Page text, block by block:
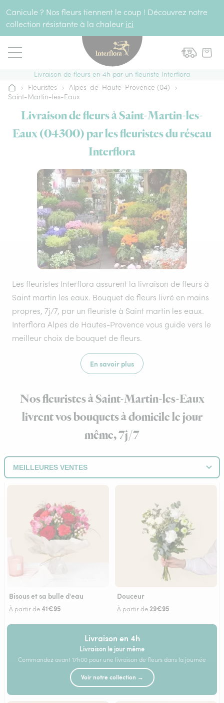
Canicule ? Nos fleurs tiennent le coup ! Découvrez notre
collection résistante à la chaleur ici
Livraison de fleurs en 4h par un fleuriste Interflora
Accueil
› Fleuristes › Alpes-de-Haute-Provence (04)
›
Saint-Martin-les-Eaux
Livraison de fleurs à Saint-Martin-les-
Eaux (04300) par les fleuristes du réseau
Interflora
Les fleuristes Interflora assurent la livraison de fleurs à
Saint martin les eaux. Bouquet de fleurs livré en mains
propres, 7j/7, par un fleuriste à Saint martin les eaux.
Interflora Alpes de Hautes-Provence vous guide vers le
meilleur choix de bouquet de fleurs.
En savoir plus
Nos fleuristes à Saint-Martin-les-Eaux
livrent vos bouquets à domicile le jour
même, 7j/7
Bisous et sa bulle d'eau
À partir de41€95
Douceur
À partir de 29€95
Livraison en 4h
Livraison le jour même
Commandez avant 17h00 pour une livraison de fleurs dans la journée
Voir notre collection →